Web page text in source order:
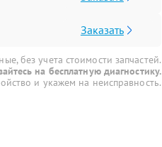
Заказать
без учета стоимости запчастей.
на бесплатную диагностику.
и укажем на неисправность.